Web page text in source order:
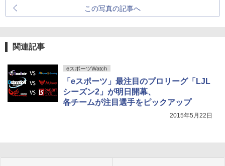
この写真の記事へ
関連記事
eスポーツWatch
「eスポーツ」最注目のプロリーグ「LJL
シーズン2」が明日開幕、
各チームが注目選手をピックアップ
2015年5月22日